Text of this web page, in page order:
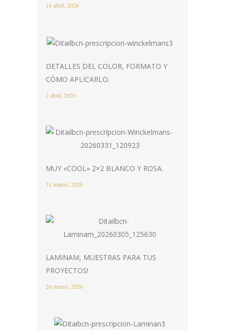
14 abril, 2026
DETALLES DEL COLOR, FORMATO Y
CÓMO APLICARLO.
2 abril, 2026
MUY «COOL» 2×2 BLANCO Y ROSA.
31 marzo, 2026
LAMINAM, MUESTRAS PARA TUS
PROYECTOS!
26 marzo, 2026